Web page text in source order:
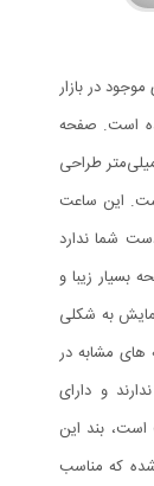
در بازار
3) طراحی شده است. صفحه
و مستطیل شکل ساعت در ابعاد 32 × 38 میلی‌متر طراحی
10 میلی‌متر است. این ساعت
شما ندارد
بسیار زیبا و
به شکلی
های مشابه در
و دارای
بند این
که مناسب